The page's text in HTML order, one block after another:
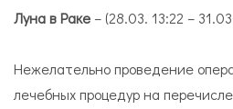
Луна в Раке – (28.03. 13:22 –
Нежелательно проведение
лечебных процедур на